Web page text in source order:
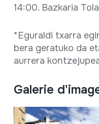
14:00. Bazkaria
*Eguraldi txarra
bera geratuko da
aurrera
Galerie